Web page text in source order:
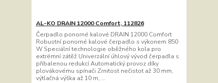
AL-KO DRAIN 12000 Comfort, 112826
Čerpadlo ponorné kalové DRAIN 12000 Comfort
Robustní ponorné kalové čerpadlo s výkonem 850
W Speciální technologie oběžného kola pro
extrémní zátěž Univerzální úhlový vývod čerpadla s
přibalenou redukcí Automatický provoz díky
plovákovému spínači Zrnitost nečistot až 30 mm,
výtlačná výška až 10 m, ...